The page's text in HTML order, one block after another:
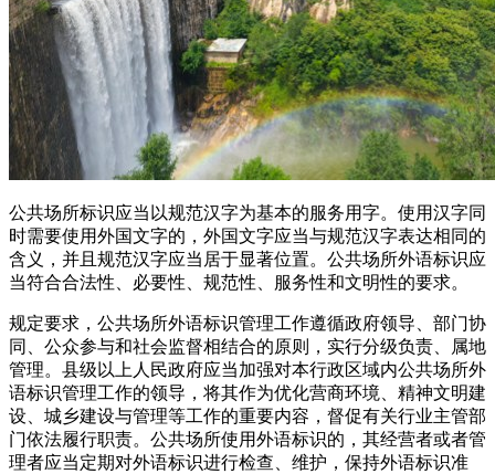
公共场所标识应当以规范汉字为基本的服务用字。使用汉字同
时需要使用外国文字的，外国文字应当与规范汉字表达相同的
含义，并且规范汉字应当居于显著位置。公共场所外语标识应
当符合合法性、必要性、规范性、服务性和文明性的要求。
规定要求，公共场所外语标识管理工作遵循政府领导、部门协
同、公众参与和社会监督相结合的原则，实行分级负责、属地
管理。县级以上人民政府应当加强对本行政区域内公共场所外
语标识管理工作的领导，将其作为优化营商环境、精神文明建
设、城乡建设与管理等工作的重要内容，督促有关行业主管部
门依法履行职责。公共场所使用外语标识的，其经营者或者管
理者应当定期对外语标识进行检查、维护，保持外语标识准